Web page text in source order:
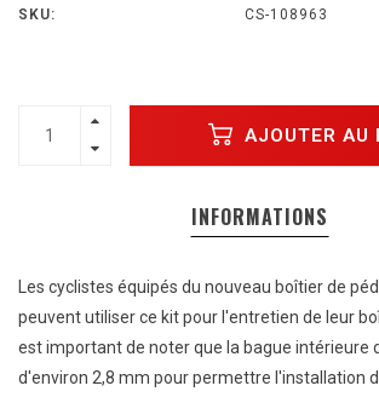
SKU:
CS-108963
AJOUTER AU
INFORMATIONS
Les cyclistes équipés du nouveau boîtier de
peuvent utiliser ce kit pour l'entretien de leur
est important de noter que la bague intérieure
d'environ 2,8 mm pour permettre l'installation